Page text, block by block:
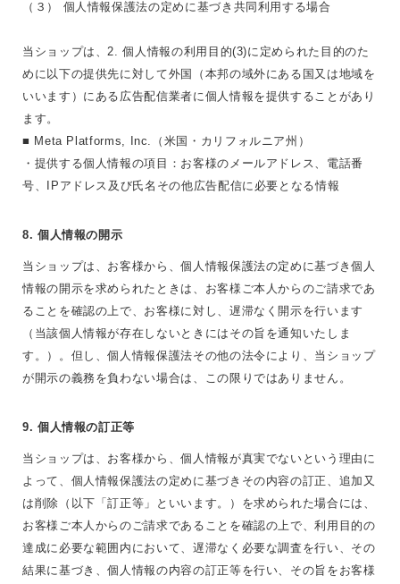
（３） 個人情報保護法の定めに基づき共同利用する場合
当ショップは、2. 個人情報の利用目的(3)に定められた目的のた
めに以下の提供先に対して外国（本邦の域外にある国又は地域を
いいます）にある広告配信業者に個人情報を提供することがあり
ます。
■ Meta Platforms, Inc.（米国・カリフォルニア州）
・提供する個人情報の項目：お客様のメールアドレス、電話番
号、IPアドレス及び氏名その他広告配信に必要となる情報
8. 個人情報の開示
当ショップは、お客様から、個人情報保護法の定めに基づき個人
情報の開示を求められたときは、お客様ご本人からのご請求であ
ることを確認の上で、お客様に対し、遅滞なく開示を行います
（当該個人情報が存在しないときにはその旨を通知いたしま
す。）。但し、個人情報保護法その他の法令により、当ショップ
が開示の義務を負わない場合は、この限りではありません。
9. 個人情報の訂正等
当ショップは、お客様から、個人情報が真実でないという理由に
よって、個人情報保護法の定めに基づきその内容の訂正、追加又
は削除（以下「訂正等」といいます。）を求められた場合には、
お客様ご本人からのご請求であることを確認の上で、利用目的の
達成に必要な範囲内において、遅滞なく必要な調査を行い、その
結果に基づき、個人情報の内容の訂正等を行い、その旨をお客様